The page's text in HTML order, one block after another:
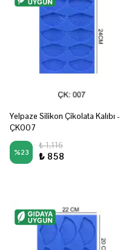
Yelpaze Silikon Çikolata Kalıbı -
ÇK007
%23
₺ 1,116
₺ 858